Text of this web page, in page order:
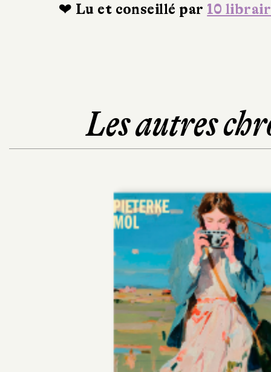
❤ Lu et conseillé par 10
Les autres